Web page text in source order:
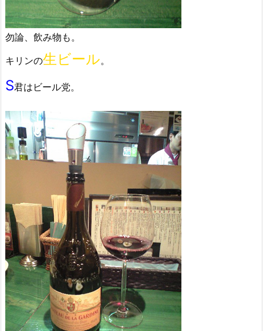
勿論、飲み物も。
キリンの生ビール。
S君はビール党。